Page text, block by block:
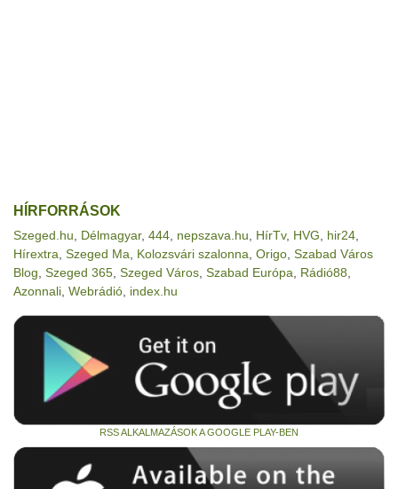
HÍRFORRÁSOK
Szeged.hu Délmagyar, 444 nepszava.hu HírTv, HVG hir24
Hírextra Szeged Ma Kolozsvári szalonna Origo Szabad Város
Blog Szeged 365 Szeged Város Szabad Európa Rádió88
Azonnali Webrádió index.hu
RSS ALKALMAZÁSOK A GOOGLE PLAY-BEN